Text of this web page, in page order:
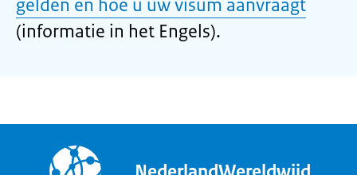
gelden en hoe u uw visum aanvraagt
(informatie in het Engels).